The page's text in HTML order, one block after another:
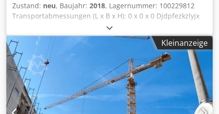
Zustand: neu, Baujahr: 2018, Lagernummer: 100229812
Transportabmessungen (L x B x H): 0 x 0 x 0 Djdpfezkzlyjx
Am Reck ---- KUD 120HC Hubwerk 37kW EMS-Display Inkl.
ABB Ausladung 60m inkl. Gegenballast Kabine
Schleifringkörper Zentralschmieranlage Funk Lichttrafo
4,7kVA Windmesser Kreuz mit 4,6m Spur inkl. Pyramiden
inkl. Zentralballast 2x Turmstück 12,5m Standort:
Nürnberg
Kleinanzeige